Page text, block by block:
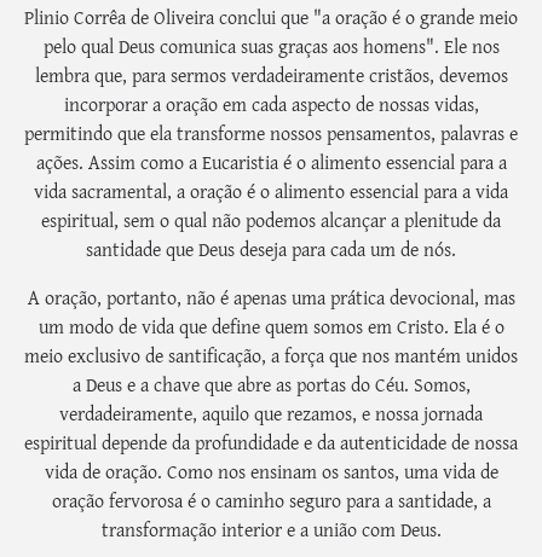
Plinio Corrêa de Oliveira conclui que "a oração é o grande meio
pelo qual Deus comunica suas graças aos homens". Ele nos
lembra que, para sermos verdadeiramente cristãos, devemos
incorporar a oração em cada aspecto de nossas vidas,
permitindo que ela transforme nossos pensamentos, palavras e
ações. Assim como a Eucaristia é o alimento essencial para a
vida sacramental, a oração é o alimento essencial para a vida
espiritual, sem o qual não podemos alcançar a plenitude da
santidade que Deus deseja para cada um de nós.
A oração, portanto, não é apenas uma prática devocional, mas
um modo de vida que define quem somos em Cristo. Ela é o
meio exclusivo de santificação, a força que nos mantém unidos
a Deus e a chave que abre as portas do Céu. Somos,
verdadeiramente, aquilo que rezamos, e nossa jornada
espiritual depende da profundidade e da autenticidade de nossa
vida de oração. Como nos ensinam os santos, uma vida de
oração fervorosa é o caminho seguro para a santidade, a
transformação interior e a união com Deus.